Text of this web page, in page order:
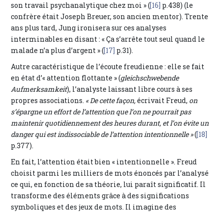
son travail psychanalytique chez moi » ([16] p.438) (le
confrère était Joseph Breuer, son ancien mentor). Trente
ans plus tard, Jung ironisera sur ces analyses
interminables en disant : « Ça s’arrête tout seul quand le
malade n’a plus d’argent » ([17] p.31).
Autre caractéristique de l’écoute freudienne : elle se fait
en état d’« attention flottante » (gleichschwebende
Aufmerksamkeit), l’analyste laissant libre cours à ses
propres associations. « De cette façon,écrivait Freud, on
s’épargne un effort de l’attention que l’on ne pourrait pas
maintenir quotidiennement des heures durant, et l’on évite un
danger qui est indissociable de l’attention intentionnelle »([18]
p.377).
En fait, l’attention était bien « intentionnelle ». Freud
choisit parmi les milliers de mots énoncés par l’analysé
ce qui, en fonction de sa théorie, lui paraît significatif. Il
transforme des éléments grâce à des significations
symboliques et des jeux de mots. Il imagine des